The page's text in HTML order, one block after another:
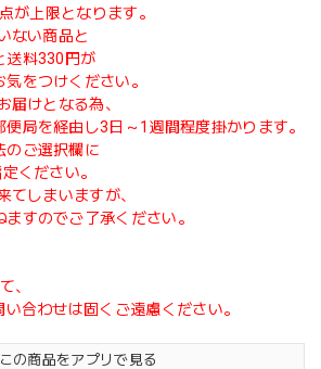
が上限となります。
ない商品と
送料330円が
をつけください。
届けとなる為、
局を経由し3日～1週間程度掛かります。
のご選択欄に
ください。
てしまいますが、
すのでご了承ください。
、
合わせは固くご遠慮ください。
この商品をアプリで見る